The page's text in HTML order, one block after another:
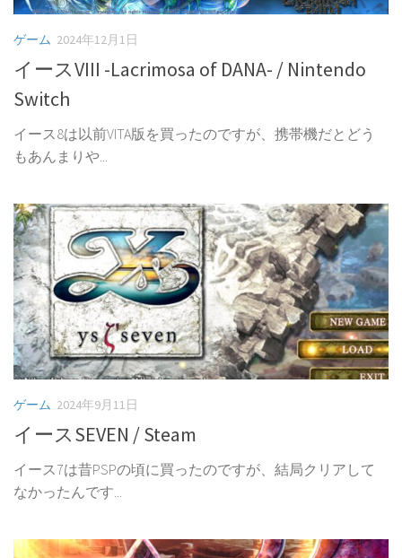
ゲーム 2024年12月1日
イースVIII -Lacrimosa of DANA- / Nintendo
Switch
イース8は以前VITA版を買ったのですが、携帯機だとどう
もあんまりや...
ゲーム 2024年9月11日
イースSEVEN / Steam
イース7は昔PSPの頃に買ったのですが、結局クリアして
なかったんです...